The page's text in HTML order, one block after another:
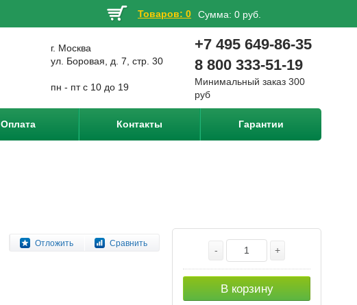
Товаров: 0 Сумма: 0 руб.
г. Москва
ул. Боровая, д. 7, стр. 30
пн - пт с 10 до 19
+7 495 649-86-35
8 800 333-51-19
Минимальный заказ 300
руб
Оплата Контакты Гарантии
Отложить Сравнить
- +
В корзину